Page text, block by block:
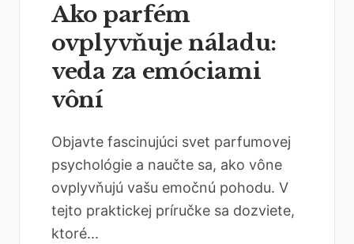
Ako parfém
ovplyvňuje náladu:
veda za emóciami
vôní
Objavte fascinujúci svet parfumovej
psychológie a naučte sa, ako vône
ovplyvňujú vašu emočnú pohodu. V
tejto praktickej príručke sa dozviete,
ktoré...